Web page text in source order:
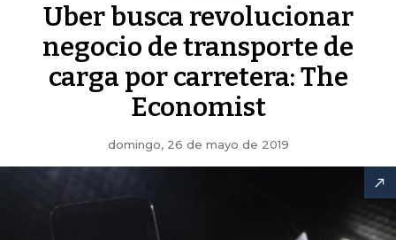
Uber busca revolucionar
negocio de transporte de
carga por carretera: The
Economist
domingo, 26 de mayo de 2019